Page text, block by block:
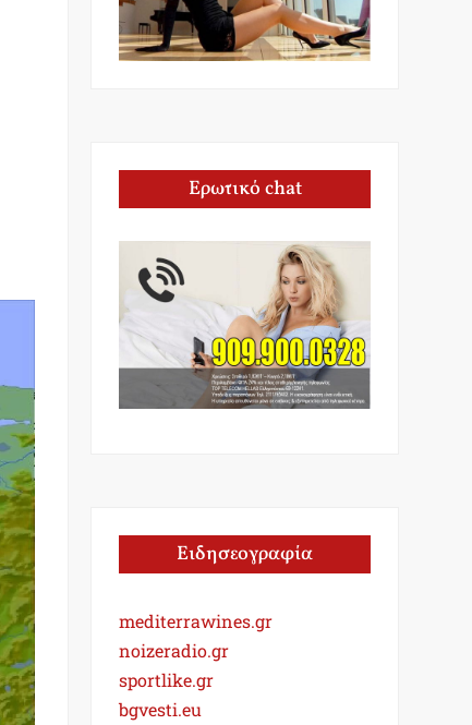
Ερωτικό chat
Ειδησεογραφία
mediterrawines.gr
noizeradio.gr
sportlike.gr
bgvesti.eu